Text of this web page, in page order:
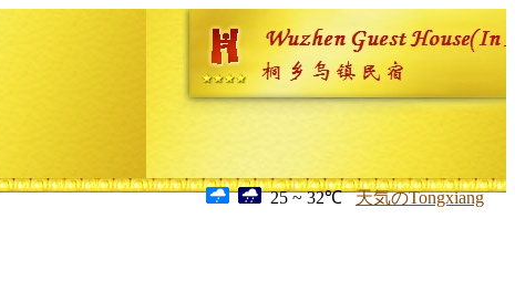
25 ~ 32℃ 天気のTongxiang